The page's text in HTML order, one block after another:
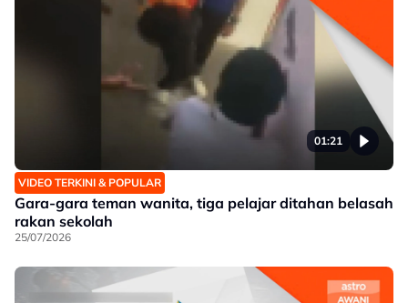
01:21
VIDEO TERKINI & POPULAR
Gara-gara teman wanita, tiga pelajar ditahan belasah
rakan sekolah
25/07/2026